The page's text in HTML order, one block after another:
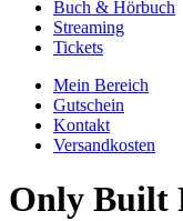
Buch & Hörbuch
Streaming
Tickets
Mein Bereich
Gutschein
Kontakt
Versandkosten
Only Built